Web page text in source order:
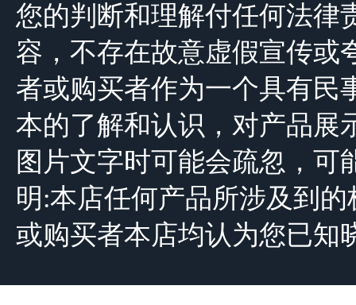
您的判断和理解付任何法律
容，不存在故意虚假宣传或
者或购买者作为一个具有民
本的了解和认识，对产品展
图片文字时可能会疏忽，可
明:本店任何产品所涉及到
或购买者本店均认为您已知